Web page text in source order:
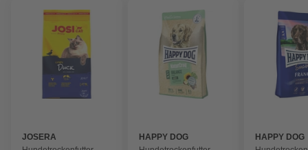
JOSERA
HAPPY DOG
HAPPY DOG